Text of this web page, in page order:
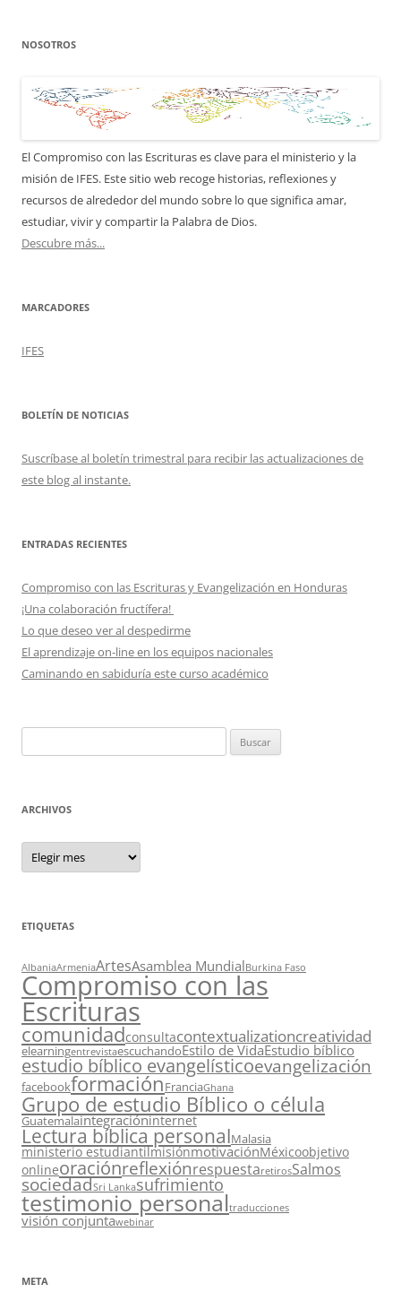
NOSOTROS
El Compromiso con las Escrituras es clave para el ministerio y la
misión de IFES. Este sitio web recoge historias, reflexiones y
recursos de alrededor del mundo sobre lo que significa amar,
estudiar, vivir y compartir la Palabra de Dios.
Descubre más...
MARCADORES
IFES
BOLETÍN DE NOTICIAS
Suscríbase al boletín trimestral para recibir las actualizaciones de
este blog al instante.
ENTRADAS RECIENTES
Compromiso con las Escrituras y Evangelización en Honduras
¡Una colaboración fructífera!
Lo que deseo ver al despedirme
El aprendizaje on-line en los equipos nacionales
Caminando en sabiduría este curso académico
ARCHIVOS
Archivos
ETIQUETAS
AlbaniaArmeniaArtesAsamblea MundialBurkina Faso
Compromiso con las
Escrituras
comunidadconsultacontextualizationcreatividad
elearningentrevistaescuchandoEstilo de VidaEstudio bíblico
estudio bíblico evangelísticoevangelización
facebookformaciónFranciaGhana
Grupo de estudio Bíblico o célula
Guatemalaintegracióninternet
Lectura bíblica personalMalasia
ministerio estudiantilmisiónmotivaciónMéxicoobjetivo
onlineoraciónreflexiónrespuestaretirosSalmos
sociedadSri Lankasufrimiento
testimonio personaltraducciones
visión conjuntawebinar
META